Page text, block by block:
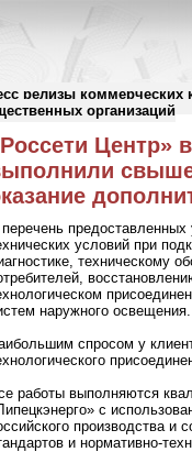
релизы коммерческих
организаций
релизы//
Центр»
условий при
техническому
наружного освещения.
спросом у
работы выполняются
с
производства и
и нормативно-